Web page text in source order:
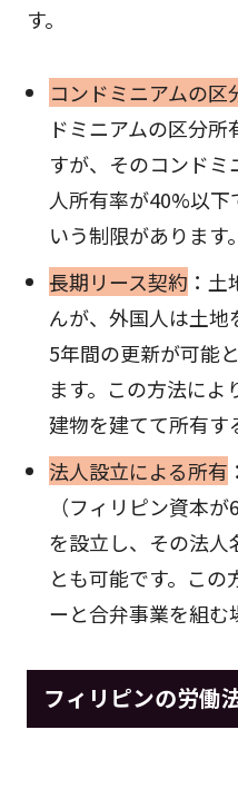
す。
コンドミニアムの区
ドミニアムの区分
すが、そのコンド
人所有率が40%以
いう制限があります。
長期リース契約 ：
んが、外国人は土
5年間の更新が可能
ます。この方法によ
建物を建てて所有す
法人設立による所有
（フィリピン資本
を設立し、その法人
とも可能です。こ
ーと合弁事業を組む
フィリピンの労働